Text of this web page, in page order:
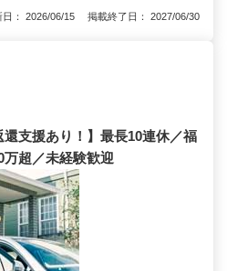
日： 2026/06/15 掲載終了日： 2027/06/30
還支援あり！】最長10連休／福
超／未経験歓迎